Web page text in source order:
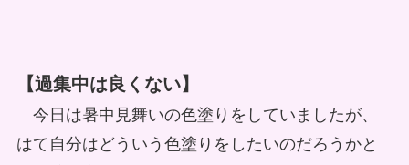
【過集中は良くない】
今日は暑中見舞いの色塗りをしていましたが、
はて自分はどういう色塗りをしたいのだろうかと